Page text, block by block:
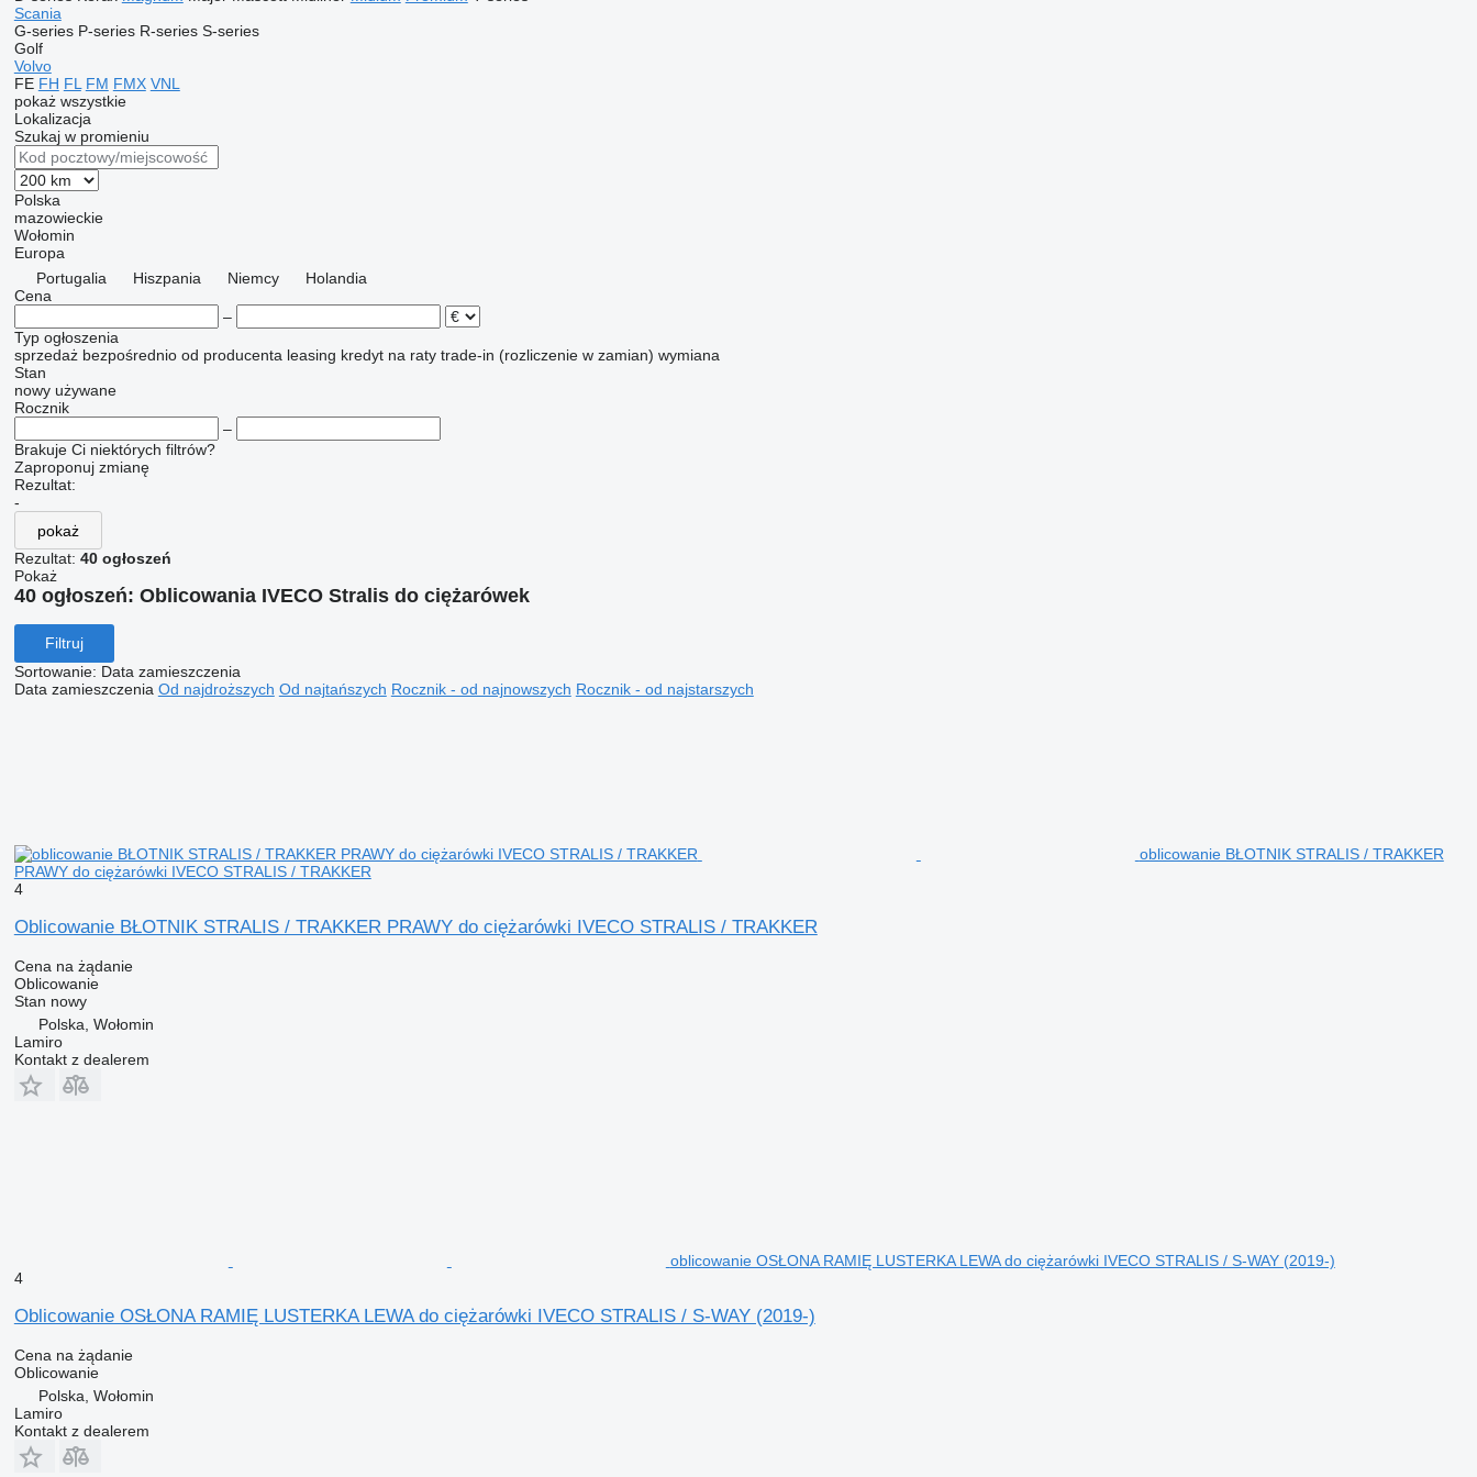
Scania
G-series P-series R-series S-series
Golf
Volvo
FE FH FL FM FMX VNL
pokaż wszystkie
Lokalizacja
Szukaj w promieniu
Polska
mazowieckie
Wołomin
Europa
Portugalia
Hiszpania Niemcy
Holandia
Cena
–
Typ ogłoszenia
sprzedaż bezpośrednio od producenta leasing kredyt na raty trade-in (rozliczenie w zamian) wymiana
Stan
nowy używane
Rocznik
–
Brakuje Ci niektórych filtrów?
Zaproponuj zmianę
Rezultat:
-
pokaż
Rezultat: 40 ogłoszeń
Pokaż
40 ogłoszeń: Oblicowania IVECO Stralis do ciężarówek
Filtruj
Sortowanie: Data zamieszczenia
Data zamieszczenia Od najdroższych Od najtańszych Rocznik - od najnowszych Rocznik - od najstarszych
oblicowanie BŁOTNIK STRALIS / TRAKKER
PRAWY do ciężarówki IVECO STRALIS / TRAKKER
4
Oblicowanie BŁOTNIK STRALIS / TRAKKER PRAWY do ciężarówki IVECO STRALIS / TRAKKER
Cena na żądanie
Oblicowanie
Stan nowy
Polska, Wołomin
Lamiro
Kontakt z dealerem
oblicowanie OSŁONA RAMIĘ LUSTERKA LEWA do ciężarówki IVECO STRALIS / S-WAY (2019-)
4
Oblicowanie OSŁONA RAMIĘ LUSTERKA LEWA do ciężarówki IVECO STRALIS / S-WAY (2019-)
Cena na żądanie
Oblicowanie
Polska, Wołomin
Lamiro
Kontakt z dealerem